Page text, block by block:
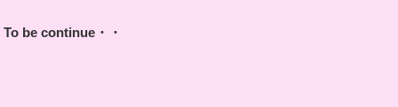
To be continue・・